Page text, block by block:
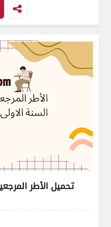
تحميل الأطر